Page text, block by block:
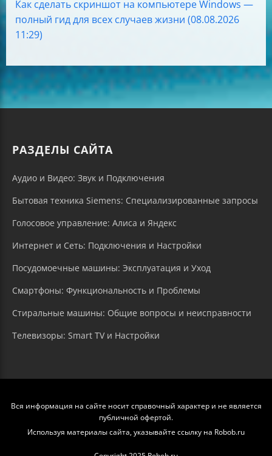
Как сделать скриншот на компьютере Windows —
полный гид для всех случаев жизни (08.08.2026
11:29)
РАЗДЕЛЫ САЙТА
Аудио и Видео: Звук и Подключения
Бытовая техника Siemens: Специализированные запросы
Голосовое управление: Алиса и Яндекс
Интернет и Сеть: Подключения и Настройки
Посудомоечные машины: Эксплуатация и Уход
Смартфоны: Функциональность и Проблемы
Стиральные машины: Общие вопросы и неисправности
Телевизоры: Smart TV и Настройки
Вся информация на сайте носит справочный характер и не является
публичной офертой.
Используя материалы сайта, указывайте ссылку на Robob.ru